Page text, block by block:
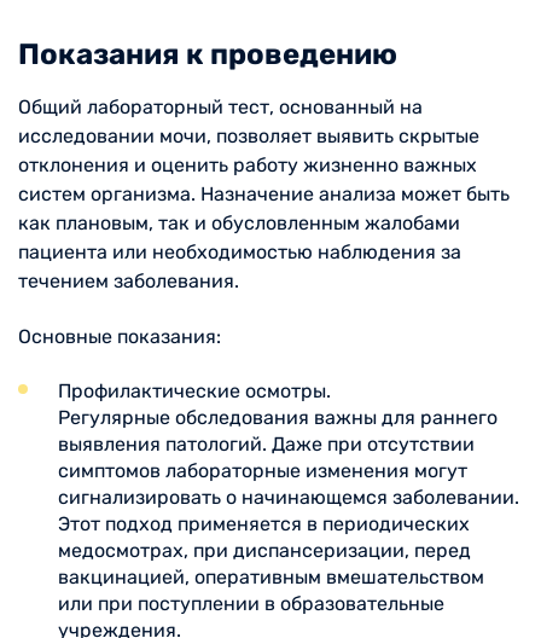
Показания к проведению
Общий лабораторный тест, основанный на
исследовании мочи, позволяет выявить скрытые
отклонения и оценить работу жизненно важных
систем организма. Назначение анализа может быть
как плановым, так и обусловленным жалобами
пациента или необходимостью наблюдения за
течением заболевания.
Основные показания:
Профилактические осмотры.
Регулярные обследования важны для раннего
выявления патологий. Даже при отсутствии
симптомов лабораторные изменения могут
сигнализировать о начинающемся заболевании.
Этот подход применяется в периодических
медосмотрах, при диспансеризации, перед
вакцинацией, оперативным вмешательством
или при поступлении в образовательные
учреждения.